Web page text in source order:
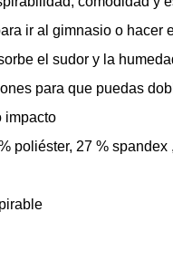
ir al gimnasio o hacer
el sudor y la
para que puedas
impacto
poliéster, 27 % spandex